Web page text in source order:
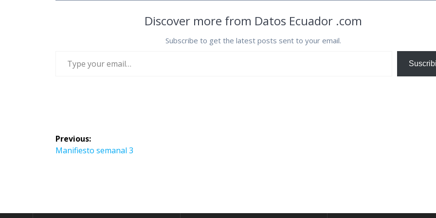
Discover more from Datos Ecuador .com
Subscribe to get the latest posts sent to your email.
Navegación
de
Previous:
Previous
Manifiesto semanal 3